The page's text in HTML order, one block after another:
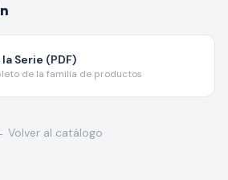
Serie (PDF)
de la familia de productos
Volver al catálogo